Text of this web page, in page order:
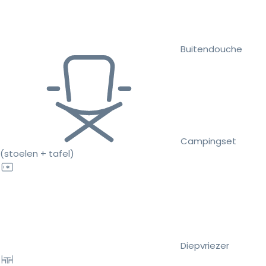
Buitendouche
Campingset
(stoelen + tafel)
Diepvriezer